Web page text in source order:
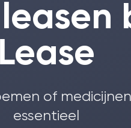
Lease
of
essentieel